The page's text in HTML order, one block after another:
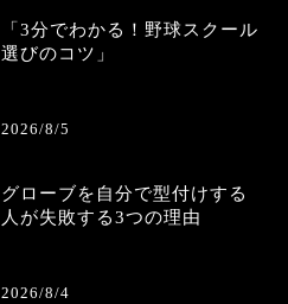
「3分でわかる！野球スクール
選びのコツ」
2026/8/5
グローブを自分で型付けする
人が失敗する3つの理由
2026/8/4